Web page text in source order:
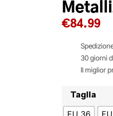
€84.99
30 giorni
Il miglior
Taglia
EU 36